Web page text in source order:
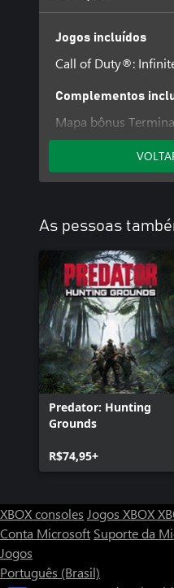
Jogos incluídos
Call of Duty®:
Complementos
Mapa bônus
As pessoas
Predator: Hunting
Grounds
R$74,95+
XBOX consoles Jogos XBOX
Conta Microsoft Suporte da
Jogos
Português (Brasil)